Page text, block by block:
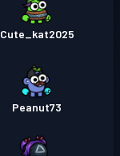
Cute_kat2025
Peanut73